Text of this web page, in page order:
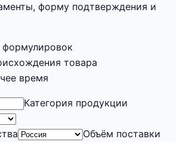
форму подтверждения и
товара
время
Категория продукции
Объём поставки